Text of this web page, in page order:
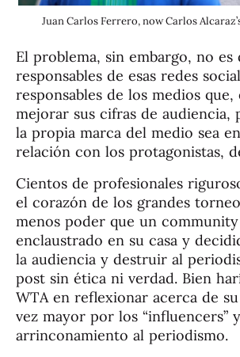
Juan Carlos Ferrero, now Carlos
El problema, sin embargo, no es
responsables de esas redes
responsables de los medios que,
mejorar sus cifras de audiencia,
la propia marca del medio sea
relación con los protagonistas,
Cientos de profesionales
el corazón de los grandes
menos poder que un
enclaustrado en su casa y
la audiencia y destruir al
post sin ética ni verdad. Bien
WTA en reflexionar acerca de
vez mayor por los “influencers”
arrinconamiento al periodismo.